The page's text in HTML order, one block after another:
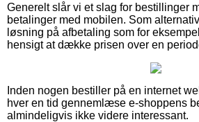
Generelt slår vi et slag for bestillinger
betalinger med mobilen. Som
løsning på afbetaling som for
hensigt at dække prisen over en
Inden nogen bestiller på en internet
hver en tid gennemlæse e-shoppens
almindeligvis ikke videre interessant.